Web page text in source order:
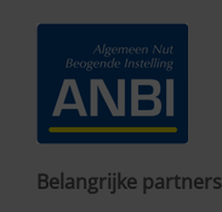
Belangrijke partners